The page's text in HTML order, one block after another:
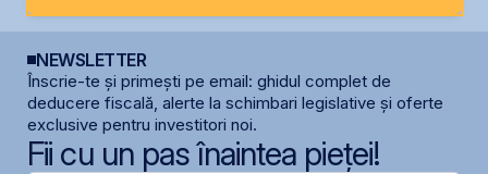
NEWSLETTER
Înscrie-te și primești pe email: ghidul complet de
deducere fiscală, alerte la schimbari legislative și oferte
exclusive pentru investitori noi.
Fii cu un pas înaintea pieței!